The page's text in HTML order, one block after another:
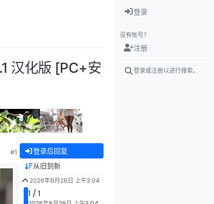
汉化版 [PC+安
#1 登录后回复
从旧到新
2026年6月26日 上午3:04
1 / 1
登录
没有帐号？
注册
登录或注册以进行搜索。